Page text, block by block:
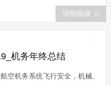
校学生工作年终总结的文章，希
好的帮助到大家。高校学生工作
篇一 自201xx年以来，我镇
两批共3名高校大学毕业生到村
详细阅读
机务年终总结
空机务系统飞行安全，机械、